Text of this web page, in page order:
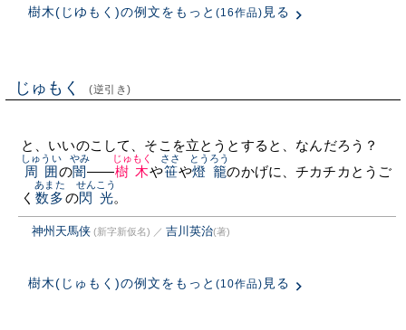
樹木(じゆもく)の例文をもっと (16作品) 見る
じゅもく (逆引き)
と、いいのこして、そこを立とうとすると、なんだろう？
周囲
しゅうい
の闇
やみ
——樹木
じゅもく
や笹
ささ
や燈籠
とうろう
のかげに、チカチカとうご
く 数多
あまた
の閃光
せんこう
。
神州天馬侠 (新字新仮名) ／ 吉川英治(著)
樹木(じゅもく)の例文をもっと (10作品) 見る